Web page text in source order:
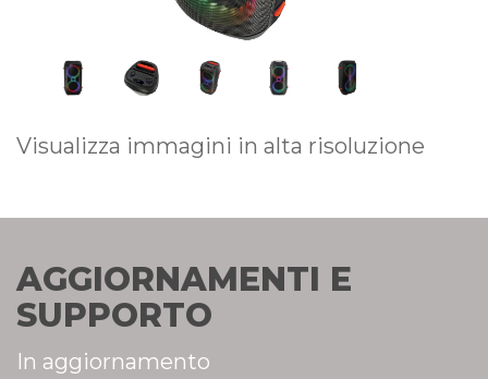
Visualizza immagini in alta risoluzione
AGGIORNAMENTI E
SUPPORTO
In aggiornamento